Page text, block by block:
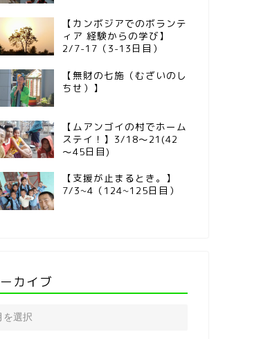
【カンボジアでのボランテ
ィア 経験からの学び】
2/7-17（3-13日目）
【無財の七施（むざいのし
ちせ）】
【ムアンゴイの村でホーム
ステイ！】3/18～21(42
～45日目)
【支援が止まるとき。】
7/3~4（124~125日目）
アーカイブ